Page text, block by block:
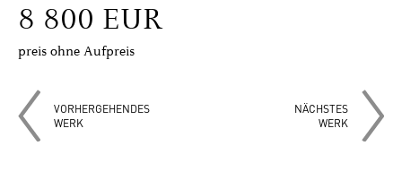
8 800 EUR
preis ohne Aufpreis
VORHERGEHENDES
WERK
NÄCHSTES
WERK